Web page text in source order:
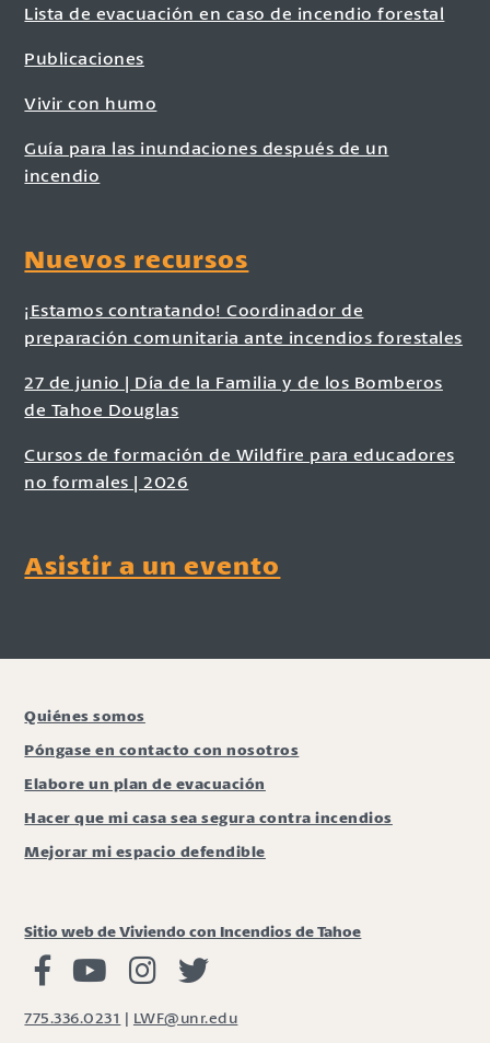
Lista de evacuación en caso de incendio forestal
Publicaciones
Vivir con humo
Guía para las inundaciones después de un
incendio
Nuevos recursos
¡Estamos contratando! Coordinador de
preparación comunitaria ante incendios forestales
27 de junio | Día de la Familia y de los Bomberos
de Tahoe Douglas
Cursos de formación de Wildfire para educadores
no formales | 2026
Asistir a un evento
Quiénes somos
Póngase en contacto con nosotros
Elabore un plan de evacuación
Hacer que mi casa sea segura contra incendios
Mejorar mi espacio defendible
Sitio web de Viviendo con Incendios de Tahoe
Viviendo con Incendios Facebook
Vivir con fuego Youtube
Vivir con fuego Instagram
775.336.0231 | LWF@unr.edu